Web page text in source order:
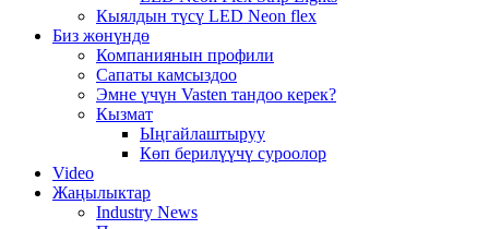
Кыялдын түсү LED Neon flex
Биз жөнүндө
Компаниянын профили
Сапаты камсыздоо
Эмне үчүн Vasten тандоо керек?
Кызмат
Ыңгайлаштыруу
Көп берилүүчү суроолор
Video
Жаңылыктар
Industry News